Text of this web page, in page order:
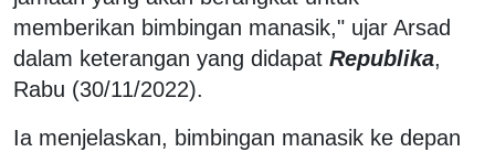
memberikan bimbingan manasik," ujar Arsad
dalam keterangan yang didapat Republika,
Rabu (30/11/2022).
Ia menjelaskan, bimbingan manasik ke depan